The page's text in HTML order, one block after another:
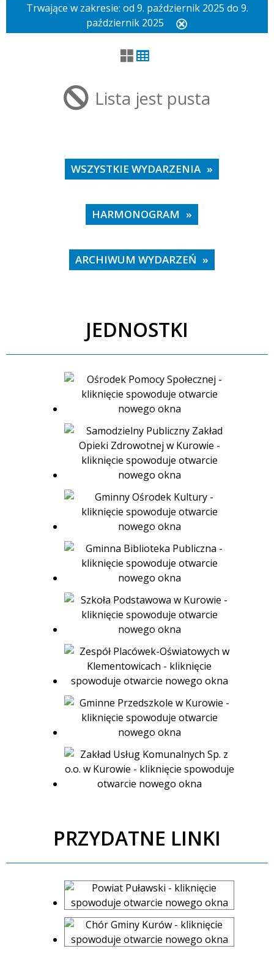
Szukana fraza
Trwające w zakresie
Trwające w zakresie: od 9. październik 2025 do 9.
październik 2025
Lista jest pusta
WSZYSTKIE WYDARZENIA
HARMONOGRAM
ARCHIWUM WYDARZEŃ
JEDNOSTKI
PRZYDATNE LINKI